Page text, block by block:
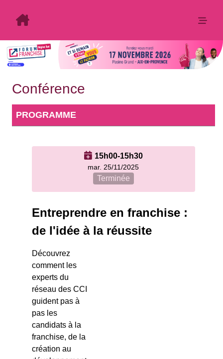
Conférence
PROGRAMME
15h00-15h30
mar. 25/11/2025
Terminée
Entreprendre en franchise :
de l'idée à la réussite
Découvrez
comment les
experts du
réseau des CCI
guident pas à
pas les
candidats à la
franchise, de la
création au